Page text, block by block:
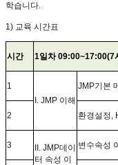
학습니다.
1) 교육 시간표
시간 1일차09:00~17:00(7
1
I. JMP 이해
JMP기본
2 환경설정,
3 II. JMP데이
터 속성 이
변수속성